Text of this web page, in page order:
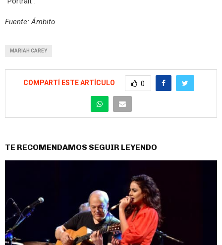
Fuente: Ámbito
MARIAH CAREY
COMPARTÍ ESTE ARTÍCULO 0
TE RECOMENDAMOS SEGUIR LEYENDO